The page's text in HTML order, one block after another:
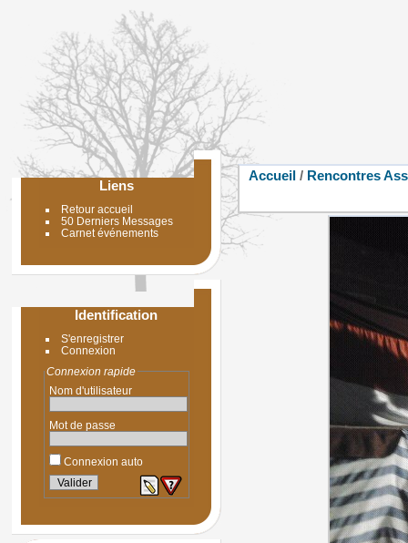
Liens
Retour accueil
50 Derniers Messages
Carnet événements
Identification
S'enregistrer
Connexion
Connexion rapide
Nom d'utilisateur
Mot de passe
Connexion auto
Accueil / Rencontres